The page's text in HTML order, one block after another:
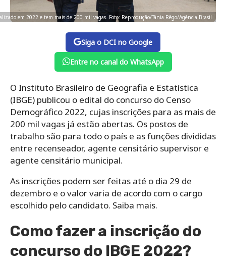
em 2022 e tem mais de 200 mil vagas. Foto: Reprodução/Tânia Rêgo/Agência Brasil
Siga o DCI no Google
Entre no canal do WhatsApp
O Instituto Brasileiro de Geografia e Estatística
(IBGE) publicou o edital do concurso do Censo
Demográfico 2022, cujas inscrições para as mais de
200 mil vagas já estão abertas. Os postos de
trabalho são para todo o país e as funções divididas
entre recenseador, agente censitário supervisor e
agente censitário municipal.
As inscrições podem ser feitas até o dia 29 de
dezembro e o valor varia de acordo com o cargo
escolhido pelo candidato. Saiba mais.
Como fazer a inscrição do
concurso do IBGE 2022?